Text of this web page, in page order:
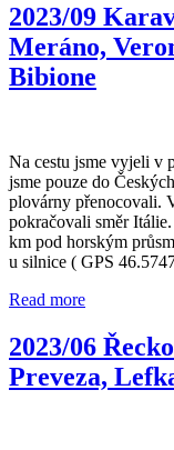
2023/09
Meráno,
Bibione
Na cestu jsme vyjeli v
jsme pouze do
plovárny přenocovali.
pokračovali směr
km pod horským
u silnice ( GPS
Read more
2023/06
Preveza,